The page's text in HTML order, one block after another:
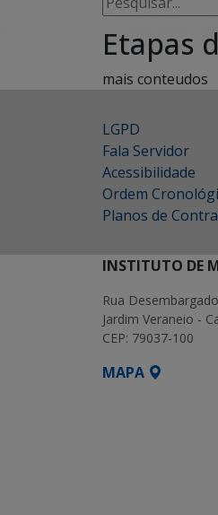
por:
Etapas
mais conteudos
LGPD
Fala Servidor
Acessibilidade
Ordem
Planos de
INSTITUTO DE
Rua
Jardim Veraneio -
CEP: 79037-100
MAPA